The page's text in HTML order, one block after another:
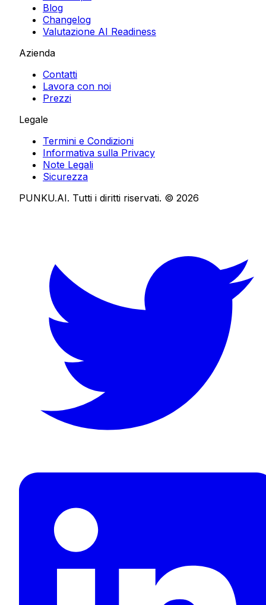
Blog
Changelog
Valutazione AI Readiness
Azienda
Contatti
Lavora con noi
Prezzi
Legale
Termini e Condizioni
Informativa sulla Privacy
Note Legali
Sicurezza
PUNKU.AI. Tutti i diritti riservati. © 2026